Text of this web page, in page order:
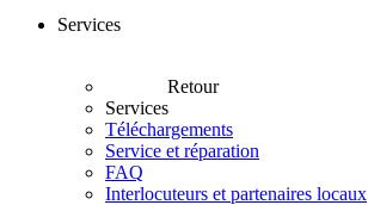
Services
Retour
Services
Téléchargements
Service et réparation
FAQ
Interlocuteurs et partenaires locaux